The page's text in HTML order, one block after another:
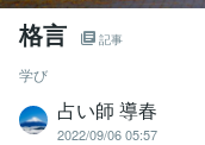
格言 記事
学び
占い師 導春
2022/09/06 05:57